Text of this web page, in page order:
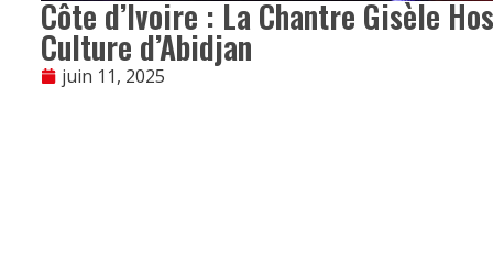
Côte d’Ivoire : La Chantre Gisèle
Culture d’Abidjan
juin 11, 2025